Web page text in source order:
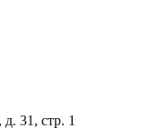
31, стр. 1